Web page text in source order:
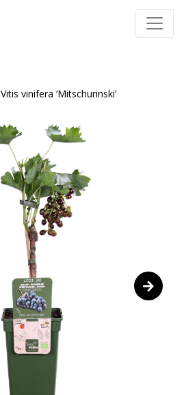
Vitis vinifera ‘Mitschurinski’